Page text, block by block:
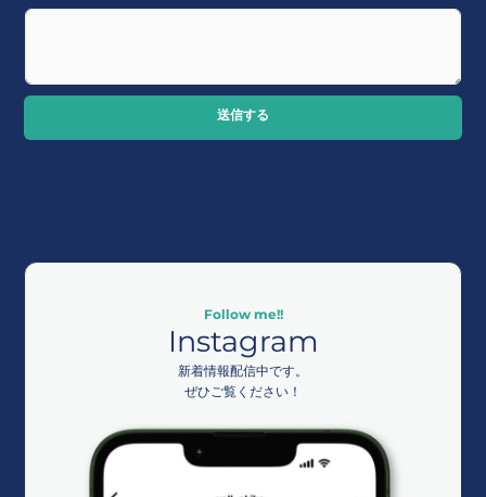
送信する
Follow me!!
Instagram
新着情報配信中です。
ぜひご覧ください！